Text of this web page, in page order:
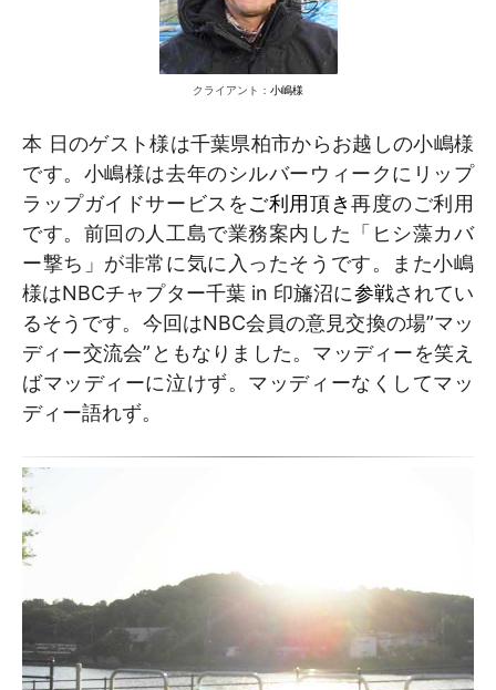
クライアント： 小嶋様
本 日のゲスト様は千葉県柏市からお越しの小嶋様
です。小嶋様は去年のシルバーウィークにリップ
ラップガイドサービスをご利用頂き再度のご利用
です。前回の人工島で業務案内した「ヒシ藻カバ
ー撃ち」が非常に気に入ったそうです。また小嶋
様はNBCチャプター千葉 in 印旛沼に参戦されてい
るそうです。今回はNBC会員の意見交換の場”マッ
ディー交流会”ともなりました。マッディーを笑え
ばマッディーに泣けず。マッディーなくしてマッ
ディー語れず。